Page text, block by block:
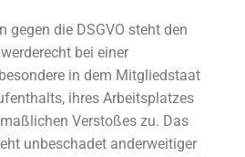
gegen die DSGVO steht den
bei einer
in dem Mitgliedstaat
ihres Arbeitsplatzes
Verstoßes zu. Das
unbeschadet anderweitiger